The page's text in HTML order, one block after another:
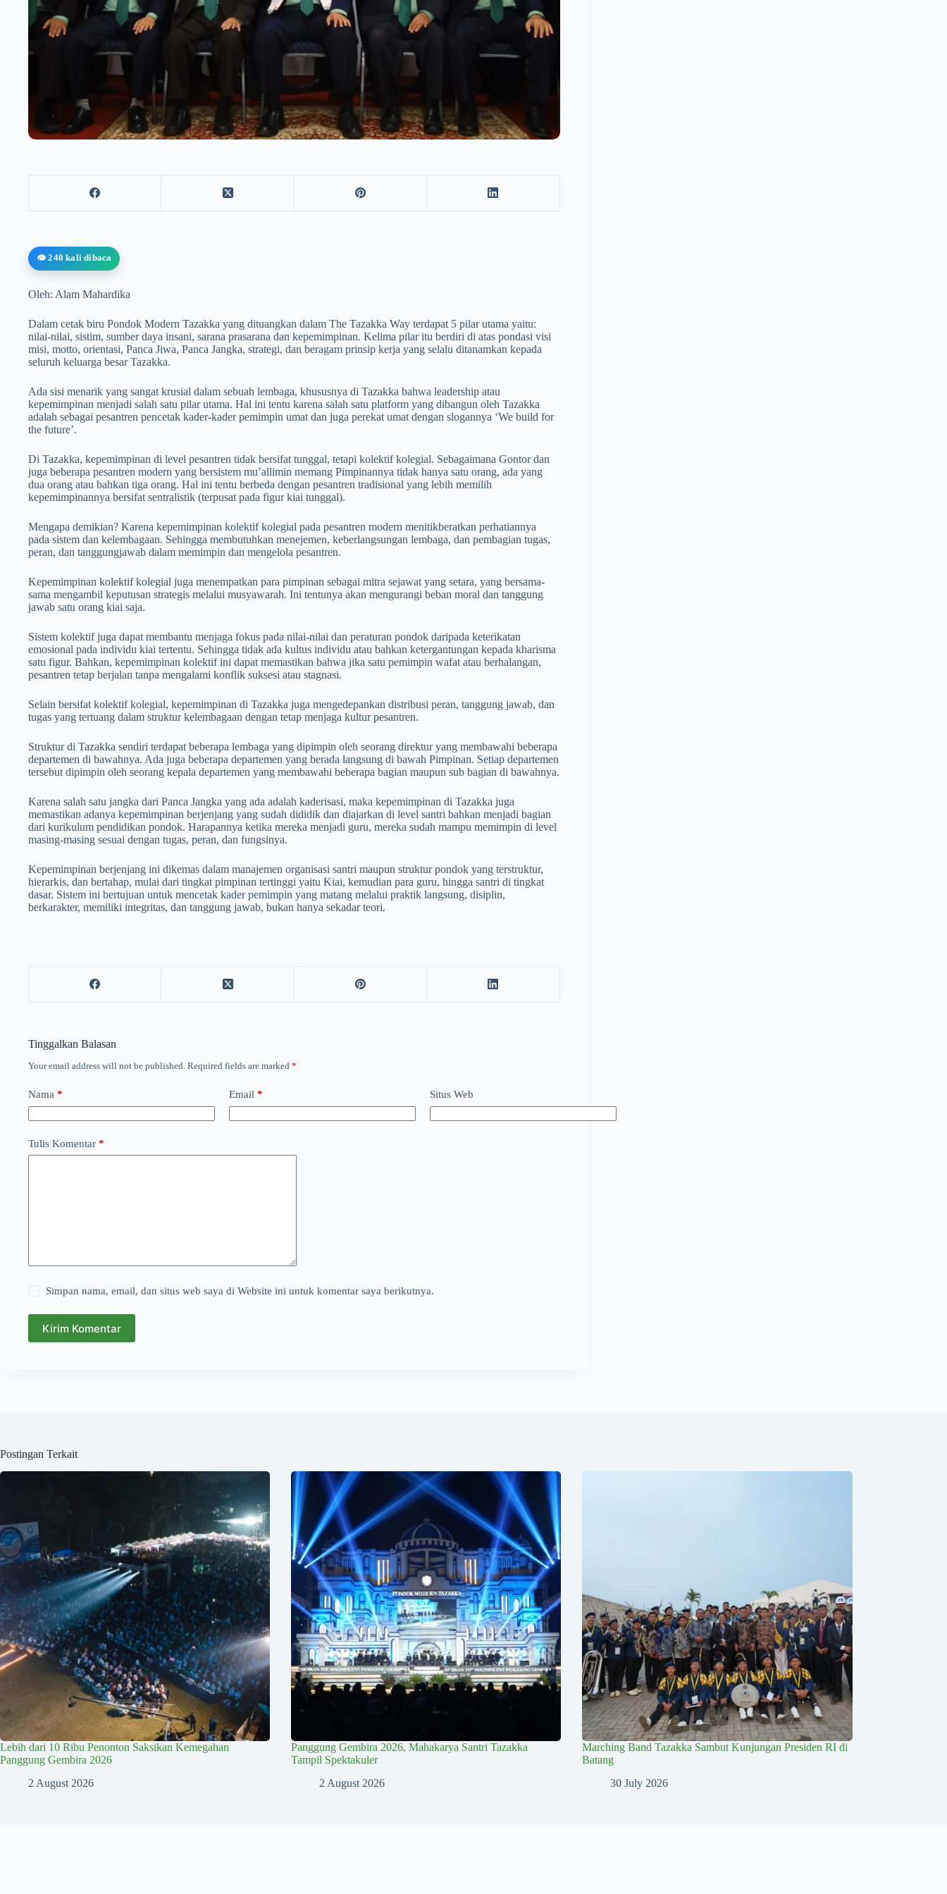
👁️ 240 kali dibaca
Oleh: Alam Mahardika
Dalam cetak biru Pondok Modern Tazakka yang dituangkan dalam The Tazakka Way terdapat 5 pilar utama yaitu:
nilai-nilai, sistim, sumber daya insani, sarana prasarana dan kepemimpinan. Kelima pilar itu berdiri di atas pondasi visi
misi, motto, orientasi, Panca Jiwa, Panca Jangka, strategi, dan beragam prinsip kerja yang selalu ditanamkan kepada
seluruh keluarga besar Tazakka.
Ada sisi menarik yang sangat krusial dalam sebuah lembaga, khususnya di Tazakka bahwa leadership atau
kepemimpinan menjadi salah satu pilar utama. Hal ini tentu karena salah satu platform yang dibangun oleh Tazakka
adalah sebagai pesantren pencetak kader-kader pemimpin umat dan juga perekat umat dengan slogannya ‘We build for
the future’.
Di Tazakka, kepemimpinan di level pesantren tidak bersifat tunggal, tetapi kolektif kolegial. Sebagaimana Gontor dan
juga beberapa pesantren modern yang bersistem mu’allimin memang Pimpinannya tidak hanya satu orang, ada yang
dua orang atau bahkan tiga orang. Hal ini tentu berbeda dengan pesantren tradisional yang lebih memilih
kepemimpinannya bersifat sentralistik (terpusat pada figur kiai tunggal).
Mengapa demikian? Karena kepemimpinan kolektif kolegial pada pesantren modern menitikberatkan perhatiannya
pada sistem dan kelembagaan. Sehingga membutuhkan menejemen, keberlangsungan lembaga, dan pembagian tugas,
peran, dan tanggungjawab dalam memimpin dan mengelola pesantren.
Kepemimpinan kolektif kolegial juga menempatkan para pimpinan sebagai mitra sejawat yang setara, yang bersama-
sama mengambil keputusan strategis melalui musyawarah. Ini tentunya akan mengurangi beban moral dan tanggung
jawab satu orang kiai saja.
Sistem kolektif juga dapat membantu menjaga fokus pada nilai-nilai dan peraturan pondok daripada keterikatan
emosional pada individu kiai tertentu. Sehingga tidak ada kultus individu atau bahkan ketergantungan kepada kharisma
satu figur. Bahkan, kepemimpinan kolektif ini dapat memastikan bahwa jika satu pemimpin wafat atau berhalangan,
pesantren tetap berjalan tanpa mengalami konflik suksesi atau stagnasi.
Selain bersifat kolektif kolegial, kepemimpinan di Tazakka juga mengedepankan distribusi peran, tanggung jawab, dan
tugas yang tertuang dalam struktur kelembagaan dengan tetap menjaga kultur pesantren.
Struktur di Tazakka sendiri terdapat beberapa lembaga yang dipimpin oleh seorang direktur yang membawahi beberapa
departemen di bawahnya. Ada juga beberapa departemen yang berada langsung di bawah Pimpinan. Setiap departemen
tersebut dipimpin oleh seorang kepala departemen yang membawahi beberapa bagian maupun sub bagian di bawahnya.
Karena salah satu jangka dari Panca Jangka yang ada adalah kaderisasi, maka kepemimpinan di Tazakka juga
memastikan adanya kepemimpinan berjenjang yang sudah dididik dan diajarkan di level santri bahkan menjadi bagian
dari kurikulum pendidikan pondok. Harapannya ketika mereka menjadi guru, mereka sudah mampu memimpin di level
masing-masing sesuai dengan tugas, peran, dan fungsinya.
Kepemimpinan berjenjang ini dikemas dalam manajemen organisasi santri maupun struktur pondok yang terstruktur,
hierarkis, dan bertahap, mulai dari tingkat pimpinan tertinggi yaitu Kiai, kemudian para guru, hingga santri di tingkat
dasar. Sistem ini bertujuan untuk mencetak kader pemimpin yang matang melalui praktik langsung, disiplin,
berkarakter, memiliki integritas, dan tanggung jawab, bukan hanya sekadar teori.
Tinggalkan Balasan
Your email address will not be published. Required fields are marked *
Nama * Email * Situs Web
Tulis Komentar *
Simpan nama, email, dan situs web saya di Website ini untuk komentar saya berikutnya.
Kirim Komentar
Postingan Terkait
Lebih dari 10 Ribu Penonton Saksikan Kemegahan
Panggung Gembira 2026
2 August 2026
Panggung Gembira 2026, Mahakarya Santri Tazakka
Tampil Spektakuler
2 August 2026
Marching Band Tazakka Sambut Kunjungan Presiden RI di
Batang
30 July 2026